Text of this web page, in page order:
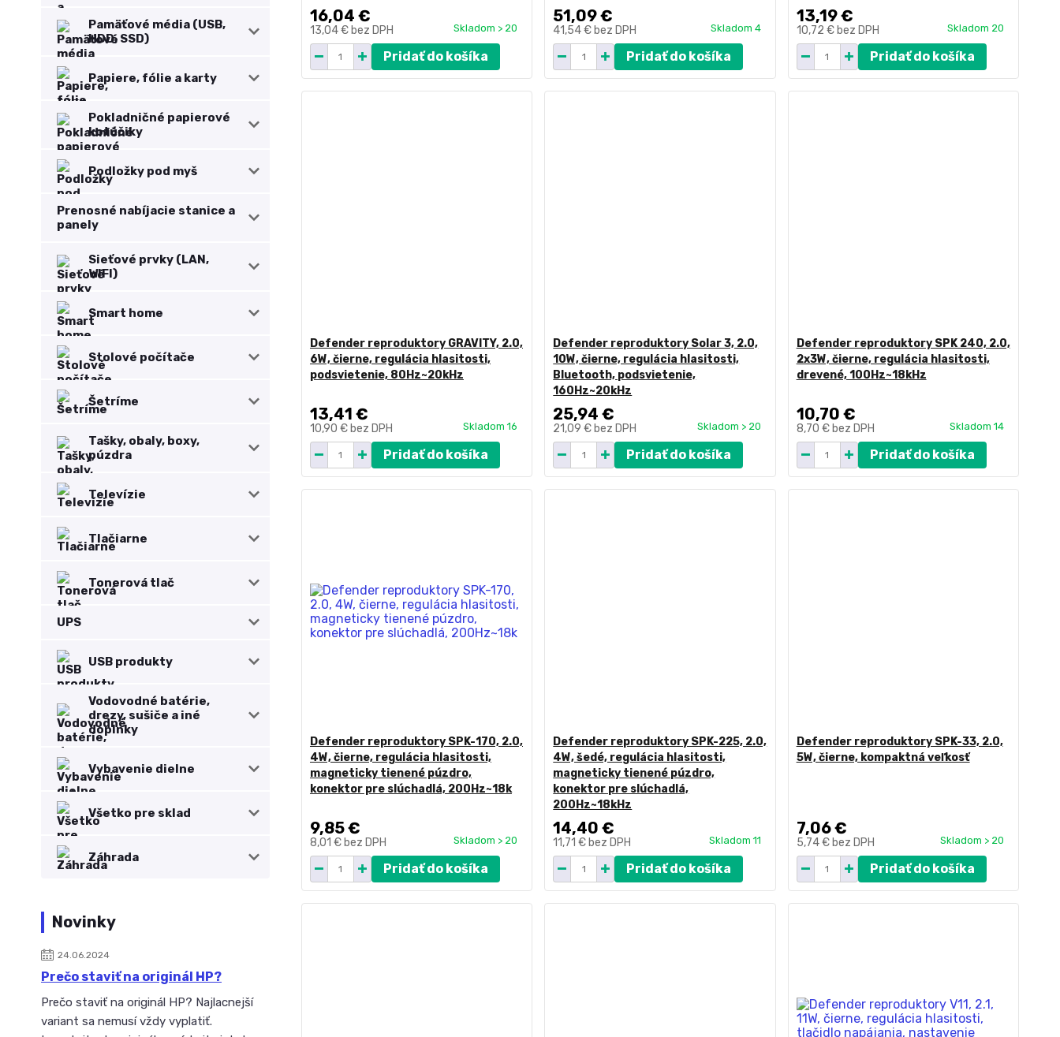
Pamäťové média (USB,
HDD, SSD)
Papiere, fólie a karty
Pokladničné papierové
kotúčiky
Podložky pod myš
Prenosné nabíjacie stanice a
panely
Sieťové prvky (LAN,
WIFI)
Smart home
Stolové počítače
Šetríme
Tašky, obaly, boxy,
púzdra
Televízie
Tlačiarne
Tonerová tlač
UPS
USB produkty
Vodovodné batérie,
drezy, sušiče a iné
doplnky
Vybavenie dielne
Všetko pre sklad
Záhrada
Novinky
24.06.2024
Prečo staviť na originál HP?
Prečo staviť na originál HP? Najlacnejší
variant sa nemusí vždy vyplatiť.
16,04 €
13,04 € bez DPH Skladom > 20
Pridať do košíka
51,09 €
41,54 € bez DPH Skladom 4
Pridať do košíka
13,19 €
10,72 € bez DPH Skladom 20
Pridať do košíka
Defender reproduktory GRAVITY, 2.0,
6W, čierne, regulácia hlasitosti,
podsvietenie, 80Hz~20kHz
13,41 €
10,90 € bez DPH Skladom 16
Pridať do košíka
Defender reproduktory Solar 3, 2.0,
10W, čierne, regulácia hlasitosti,
Bluetooth, podsvietenie,
160Hz~20kHz
25,94 €
21,09 € bez DPH Skladom > 20
Pridať do košíka
Defender reproduktory SPK 240, 2.0,
2x3W, čierne, regulácia hlasitosti,
drevené, 100Hz~18kHz
10,70 €
8,70 € bez DPH Skladom 14
Pridať do košíka
Defender reproduktory SPK-170, 2.0,
4W, čierne, regulácia hlasitosti,
magneticky tienené púzdro,
konektor pre slúchadlá, 200Hz~18k
9,85 €
8,01 € bez DPH Skladom > 20
Pridať do košíka
Defender reproduktory SPK-225, 2.0,
4W, šedé, regulácia hlasitosti,
magneticky tienené púzdro,
konektor pre slúchadlá,
200Hz~18kHz
14,40 €
11,71 € bez DPH Skladom 11
Pridať do košíka
Defender reproduktory SPK-33, 2.0,
5W, čierne, kompaktná veľkosť
7,06 €
5,74 € bez DPH Skladom > 20
Pridať do košíka